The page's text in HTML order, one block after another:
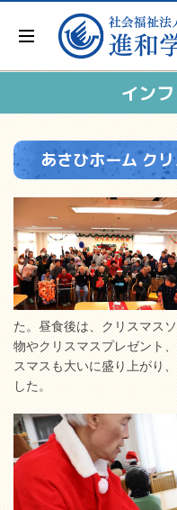
イン
あさひホーム ク
た。昼食後は、クリスマス
物やクリスマスプレゼント
スマスも大いに盛り上がり
した。